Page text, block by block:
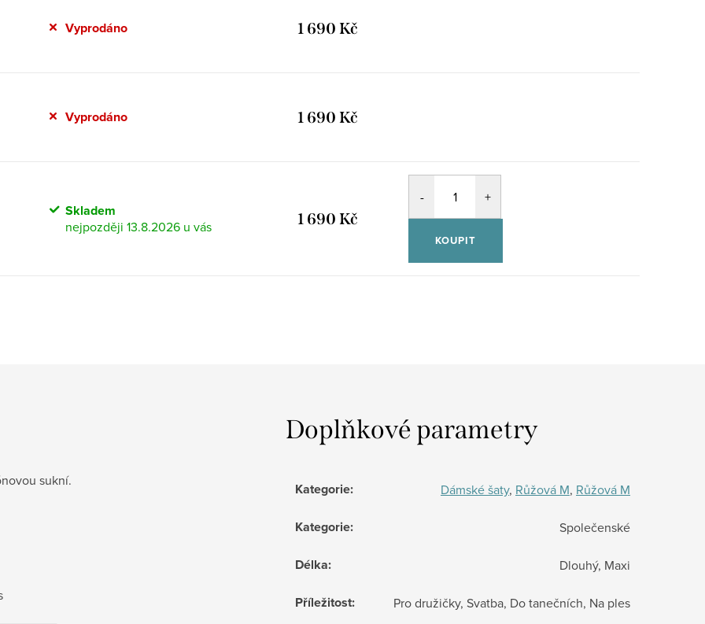
Vyprodáno 1 690 Kč
Vyprodáno 1 690 Kč
Skladem
13.8.2026 1 690 Kč
KOUPIT
sukní.
Doplňkové parametry
Kategorie: Dámské šaty, Růžová M, Růžová M
Kategorie: Společenské
Délka: Dlouhý, Maxi
Příležitost: Pro družičky, Svatba, Do tanečních, Na ples